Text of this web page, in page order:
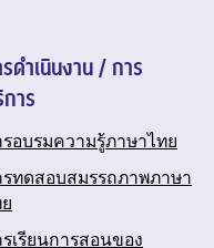
ดำเนินงาน / การ
าร
รอบรมความรู้ภาษาไทย
รทดสอบสมรรถภาพภาษา
เรียนการสอนของ